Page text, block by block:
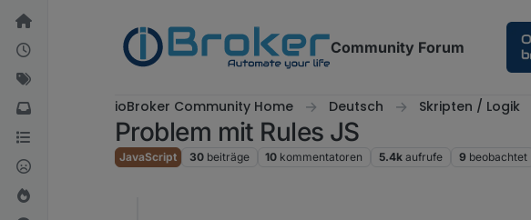
Weiter zum Inhalt
Community Forum
ioBroker Community Home Deutsch Skripten / Logik
Problem mit Rules JS
JavaScript 30 beiträge 10 kommentatoren 5.4k aufrufe 9 beobachtet